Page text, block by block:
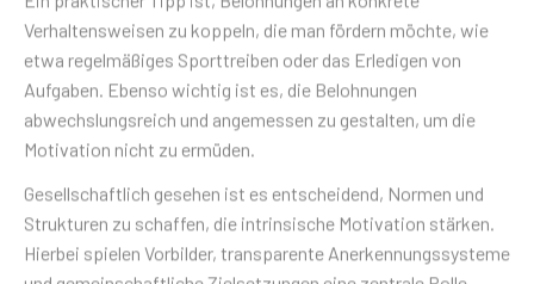
Verhaltensweisen zu koppeln, die man fördern möchte, wie
etwa regelmäßiges Sporttreiben oder das Erledigen von
Aufgaben. Ebenso wichtig ist es, die Belohnungen
abwechslungsreich und angemessen zu gestalten, um die
Motivation nicht zu ermüden.
Gesellschaftlich gesehen ist es entscheidend, Normen und
Strukturen zu schaffen, die intrinsische Motivation stärken.
Hierbei spielen Vorbilder, transparente Anerkennungssysteme
und gemeinschaftliche Zielsetzungen eine zentrale Rolle.